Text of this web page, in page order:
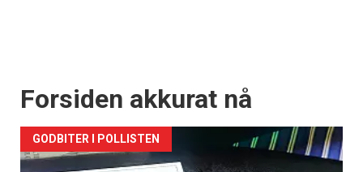
Forsiden akkurat nå
GODBITER I POLLISTEN